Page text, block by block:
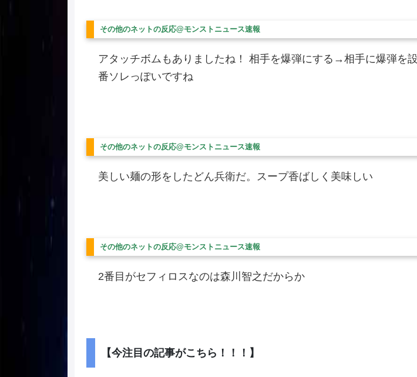
その他のネットの反応@モンストニュース速報
アタッチボムもありましたね！ 相手を爆弾にする→相手に爆弾を
番ソレっぽいですね
その他のネットの反応@モンストニュース速報
美しい麺の形をしたどん兵衛だ。スープ香ばしく美味しい
その他のネットの反応@モンストニュース速報
2番目がセフィロスなのは森川智之だからか
【今注目の記事がこちら！！！】